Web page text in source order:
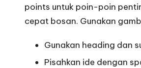
points untuk poin-poin
cepat bosan. Gunakan
Gunakan heading dan
Pisahkan ide dengan